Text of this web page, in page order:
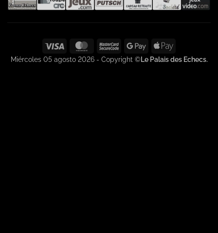
Visa MasterCardMasterCard
2
Google
Pay
Apple
Pay
Miércoles 05 agosto 2026 - Copyright ©Le Palais des Echecs.